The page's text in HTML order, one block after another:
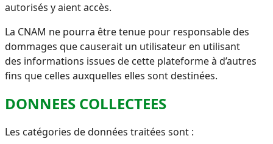
autorisés y aient accès.
La CNAM ne pourra être tenue pour responsable des
dommages que causerait un utilisateur en utilisant
des informations issues de cette plateforme à d’autres
fins que celles auxquelles elles sont destinées.
DONNEES COLLECTEES
Les catégories de données traitées sont :